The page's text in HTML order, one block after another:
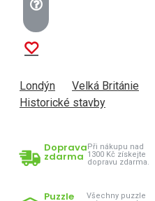
Londýn Velká Británie
Historické stavby
Doprava
zdarma
Při nákupu nad
1300 Kč získejte
dopravu zdarma.
Puzzle
Všechny puzzle